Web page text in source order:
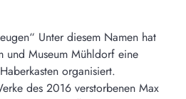
Unter diesem Namen hat
und Museum Mühldorf eine
organisiert.
des 2016 verstorbenen Max